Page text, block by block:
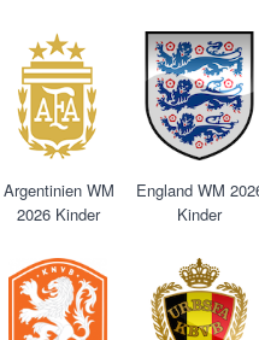
Argentinien WM
2026 Kinder
England WM
Kinder